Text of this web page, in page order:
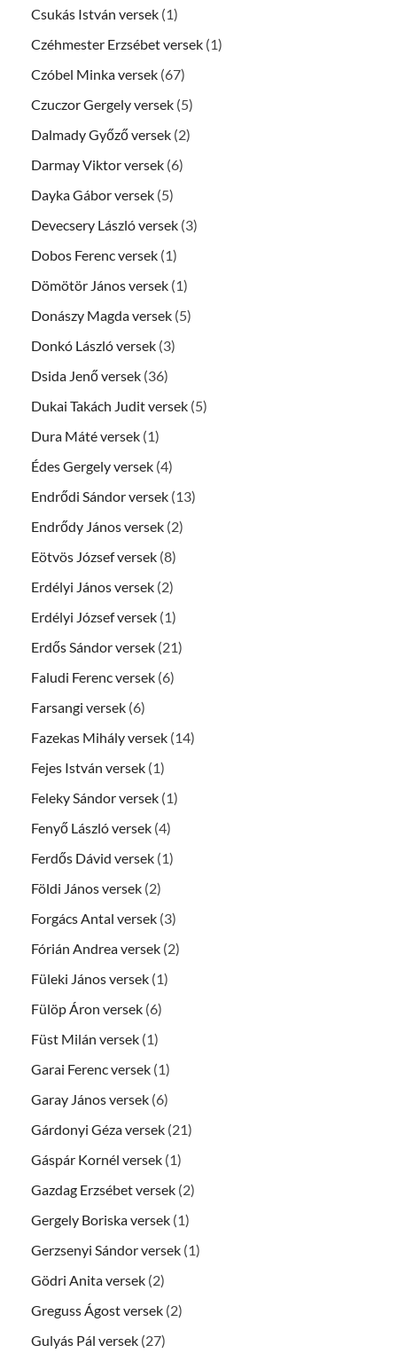
Csukás István versek (1)
Czéhmester Erzsébet versek (1)
Czóbel Minka versek (67)
Czuczor Gergely versek (5)
Dalmady Győző versek (2)
Darmay Viktor versek (6)
Dayka Gábor versek (5)
Devecsery László versek (3)
Dobos Ferenc versek (1)
Dömötör János versek (1)
Donászy Magda versek (5)
Donkó László versek (3)
Dsida Jenő versek (36)
Dukai Takách Judit versek (5)
Dura Máté versek (1)
Édes Gergely versek (4)
Endrődi Sándor versek (13)
Endrődy János versek (2)
Eötvös József versek (8)
Erdélyi János versek (2)
Erdélyi József versek (1)
Erdős Sándor versek (21)
Faludi Ferenc versek (6)
Farsangi versek (6)
Fazekas Mihály versek (14)
Fejes István versek (1)
Feleky Sándor versek (1)
Fenyő László versek (4)
Ferdős Dávid versek (1)
Földi János versek (2)
Forgács Antal versek (3)
Fórián Andrea versek (2)
Füleki János versek (1)
Fülöp Áron versek (6)
Füst Milán versek (1)
Garai Ferenc versek (1)
Garay János versek (6)
Gárdonyi Géza versek (21)
Gáspár Kornél versek (1)
Gazdag Erzsébet versek (2)
Gergely Boriska versek (1)
Gerzsenyi Sándor versek (1)
Gödri Anita versek (2)
Greguss Ágost versek (2)
Gulyás Pál versek (27)